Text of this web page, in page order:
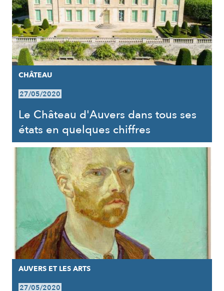
CHÂTEAU
27/05/2020
Le Château d'Auvers dans tous ses
états en quelques chiffres
AUVERS ET LES ARTS
27/05/2020